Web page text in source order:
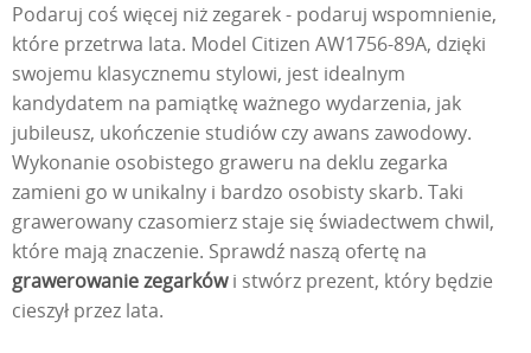
Podaruj coś więcej niż zegarek - podaruj wspomnienie,
które przetrwa lata. Model Citizen AW1756-89A, dzięki
swojemu klasycznemu stylowi, jest idealnym
kandydatem na pamiątkę ważnego wydarzenia, jak
jubileusz, ukończenie studiów czy awans zawodowy.
Wykonanie osobistego graweru na deklu zegarka
zamieni go w unikalny i bardzo osobisty skarb. Taki
grawerowany czasomierz staje się świadectwem chwil,
które mają znaczenie. Sprawdź naszą ofertę na
grawerowanie zegarkówi stwórz prezent, który będzie
cieszył przez lata.